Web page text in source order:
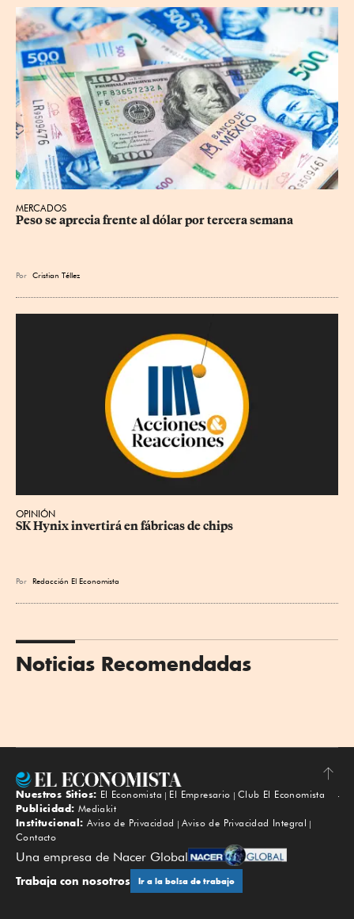
MERCADOS
Peso se aprecia frente al dólar por tercera semana
Por Cristian Téllez
OPINIÓN
SK Hynix invertirá en fábricas de chips
Por Redacción El Economista
Noticias Recomendadas
Subir
Nuestros Sitios: El Economista El Empresario
Club El Economista
Publicidad: Mediakit
Institucional: Aviso de Privacidad
Aviso de Privacidad Integral
Contacto
Una empresa de Nacer Global
Trabaja con nosotros Ir a la bolsa de trabajo